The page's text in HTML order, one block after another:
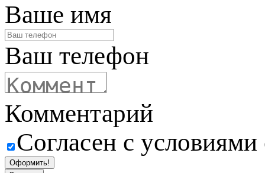
Ваше имя
Ваш телефон
Комментарий
Согласен с
Оформить!